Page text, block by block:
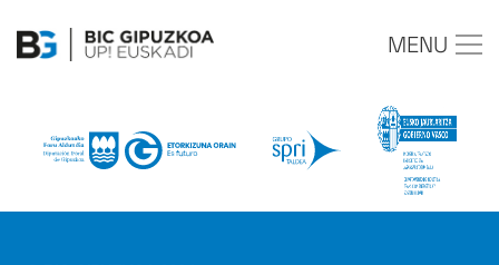
MENU